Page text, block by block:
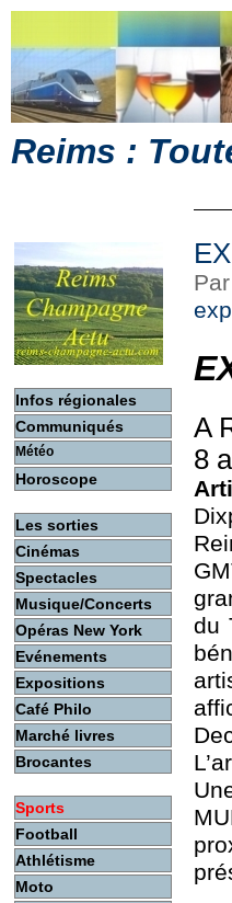
Reims :
Infos régionales
Communiqués
Météo
Horoscope
Les sorties
Cinémas
Spectacles
Musique/Concerts
Opéras New York
Evénements
Expositions
Café Philo
Marché livres
Brocantes
Sports
Football
Athlétisme
Moto
A
8
du